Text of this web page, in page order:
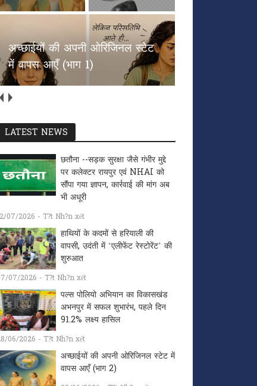
सुबह के समय की क्वॉलिटी को चेक
करें
LATEST NEWS
छतौना --सड़क सुरक्षा जैसे गंभीर मुद्दे
पर कलेक्टर रायपुर एवं NHAI को
सौंपा गया ज्ञापन, कार्रवाई की मांग अब
भी अधूरी
07/2026 - T?t Nh?n xét
हाथियों के कदमों से हरियाली की
वापसी, उदंती में ‘एलीफेंट रेस्टोरेंट’ की
शुरुआत
07/2026 - T?t Nh?n xét
पल्स पोलियो अभियान का विकासखंड
अभनपुर में सफल शुभारंभ, पहले दिन
91.2% लक्ष्य हासिल
06/2026 - T?t Nh?n xét
अच्छाईयों की अपनी ओरिजिनल स्टेट में
वापस आएँ (भाग 2)